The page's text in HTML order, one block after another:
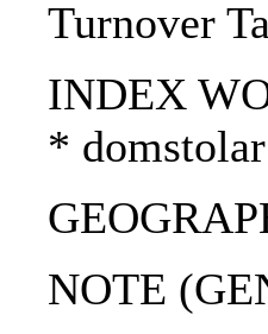
Turnover
INDEX
*
NOTE